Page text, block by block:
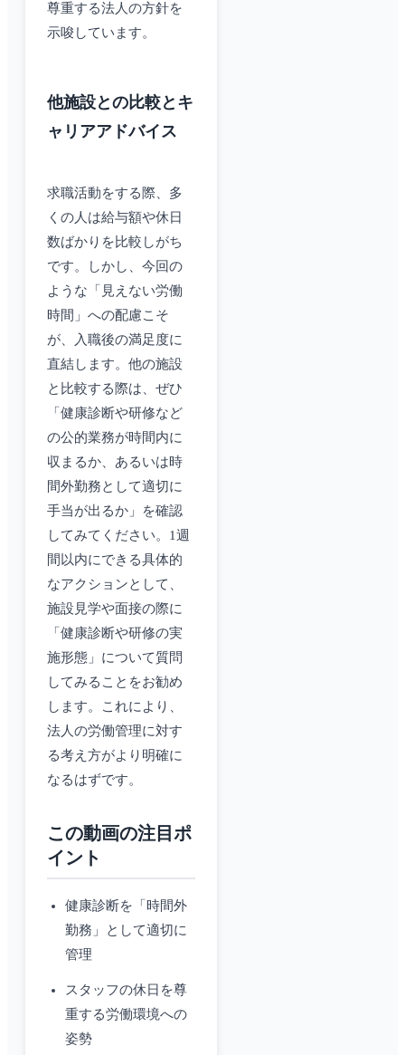
尊重する法人の方針を
示唆しています。
他施設との比較とキ
ャリアアドバイス
求職活動をする際、多
くの人は給与額や休日
数ばかりを比較しがち
です。しかし、今回の
ような「見えない労働
時間」への配慮こそ
が、入職後の満足度に
直結します。他の施設
と比較する際は、ぜひ
「健康診断や研修など
の公的業務が時間内に
収まるか、あるいは時
間外勤務として適切に
手当が出るか」を確認
してみてください。1週
間以内にできる具体的
なアクションとして、
施設見学や面接の際に
「健康診断や研修の実
施形態」について質問
してみることをお勧め
します。これにより、
法人の労働管理に対す
る考え方がより明確に
なるはずです。
この動画の注目ポ
イント
健康診断を「時間外
勤務」として適切に
管理
スタッフの休日を尊
重する労働環境への
姿勢